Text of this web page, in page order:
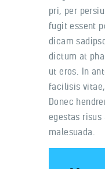
pri, per
fugit essent
dicam
dictum at
ut eros. In
facilisis
Donec
egestas
malesuada.